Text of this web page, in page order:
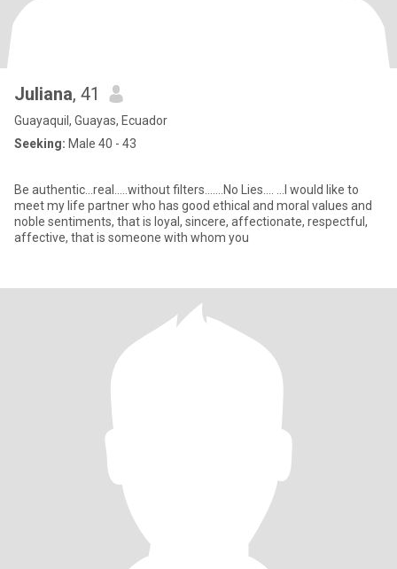
Juliana, 41
Guayaquil, Guayas, Ecuador
Seeking: Male 40 - 43
Be authentic...real.....without filters.......No Lies.... ...I would like to
meet my life partner who has good ethical and moral values ​​and
noble sentiments, that is loyal, sincere, affectionate, respectful,
affective, that is someone with whom you